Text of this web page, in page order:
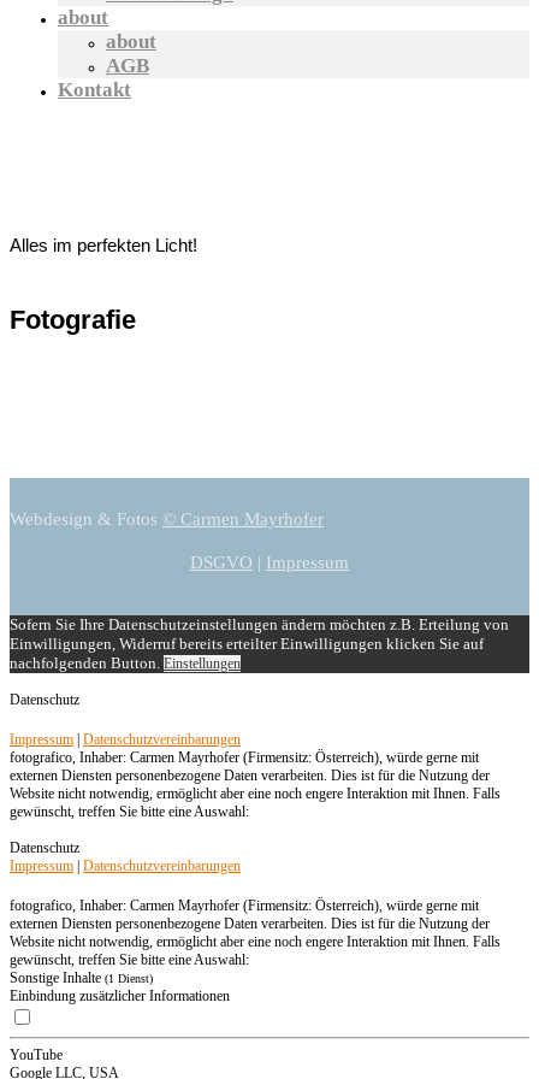
about
about
AGB
Kontakt
Alles im perfekten Licht!
Fotografie
Webdesign & Fotos © Carmen Mayrhofer
DSGVO | Impressum
Sofern Sie Ihre Datenschutzeinstellungen ändern möchten z.B. Erteilung von
Einwilligungen, Widerruf bereits erteilter Einwilligungen klicken Sie auf
nachfolgenden Button. Einstellungen
Datenschutz
Impressum Datenschutzvereinbarungen
fotografico, Inhaber: Carmen Mayrhofer (Firmensitz: Österreich), würde gerne mit
externen Diensten personenbezogene Daten verarbeiten. Dies ist für die Nutzung der
Website nicht notwendig, ermöglicht aber eine noch engere Interaktion mit Ihnen. Falls
gewünscht, treffen Sie bitte eine Auswahl:
Datenschutz
Impressum Datenschutzvereinbarungen
fotografico, Inhaber: Carmen Mayrhofer (Firmensitz: Österreich), würde gerne mit
externen Diensten personenbezogene Daten verarbeiten. Dies ist für die Nutzung der
Website nicht notwendig, ermöglicht aber eine noch engere Interaktion mit Ihnen. Falls
gewünscht, treffen Sie bitte eine Auswahl:
Sonstige Inhalte (1 Dienst)
Einbindung zusätzlicher Informationen
YouTube
Google LLC, USA